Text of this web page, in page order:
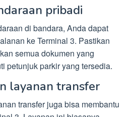
pribadi
di bandara, Anda dapat
ke Terminal 3. Pastikan
semua dokumen yang
petunjuk parkir yang tersedia.
layanan transfer
transfer juga bisa membantu